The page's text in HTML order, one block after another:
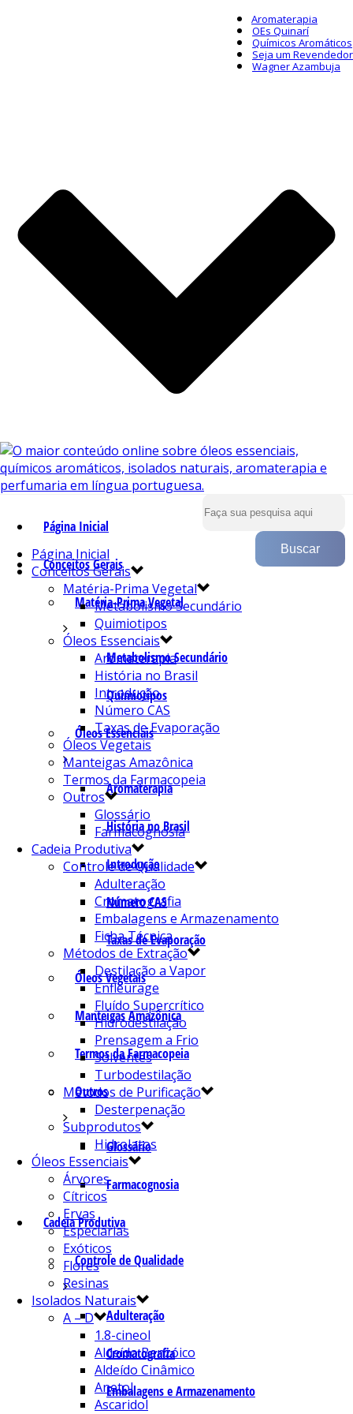
Aromaterapia
OEs Quinarí
Químicos Aromáticos
Seja um Revendedor
Wagner Azambuja
Página Inicial
Conceitos Gerais
Matéria-Prima Vegetal
Metabolismo Secundário
Quimiotipos
Óleos Essenciais
Aromaterapia
História no Brasil
Introdução
Número CAS
Taxas de Evaporação
Óleos Vegetais
Manteigas Amazônica
Termos da Farmacopeia
Outros
Glossário
Farmacognosia
Cadeia Produtiva
Controle de Qualidade
Adulteração
Cromatografia
Embalagens e Armazenamento
Página Inicial
Conceitos Gerais
Matéria-Prima Vegetal
Metabolismo Secundário
Quimiotipos
Óleos Essenciais
Aromaterapia
História no Brasil
Introdução
Número CAS
Taxas de Evaporação
Óleos Vegetais
Manteigas Amazônica
Termos da Farmacopeia
Outros
Glossário
Farmacognosia
Cadeia Produtiva
Controle de Qualidade
Adulteração
Cromatografia
Embalagens e Armazenamento
Ficha Técnica
Métodos de Extração
Destilação a Vapor
Enfleurage
Fluído Supercrítico
Hidrodestilação
Prensagem a Frio
Solventes
Turbodestilação
Métodos de Purificação
Desterpenação
Subprodutos
Hidrolatos
Óleos Essenciais
Árvores
Cítricos
Ervas
Especiarias
Exóticos
Flores
Resinas
Isolados Naturais
A – D
1.8-cineol
Aldeído Benzóico
Aldeído Cinâmico
Anetol
Ascaridol